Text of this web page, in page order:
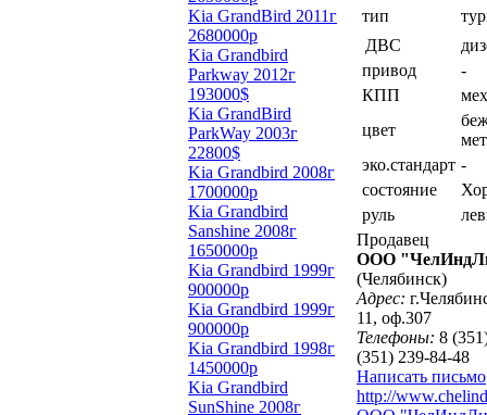
Kia GrandBird 2011г
2680000р
Kia Grandbird
Parkway 2012г
193000$
Kia GrandBird
ParkWay 2003г
22800$
Kia Grandbird 2008г
1700000р
Kia Grandbird
Sanshine 2008г
1650000р
Kia Grandbird 1999г
900000р
Kia Grandbird 1999г
900000р
Kia Grandbird 1998г
1450000р
Kia Grandbird
SunShine 2008г
тип
ДВС
привод
-
КПП
цвет
эко.стандарт -
состояние
руль
Продавец
ООО
(Челябинск)
Адрес:
11, оф.307
Телефоны: 8
(351) 239-84-48
Написать письмо
http://